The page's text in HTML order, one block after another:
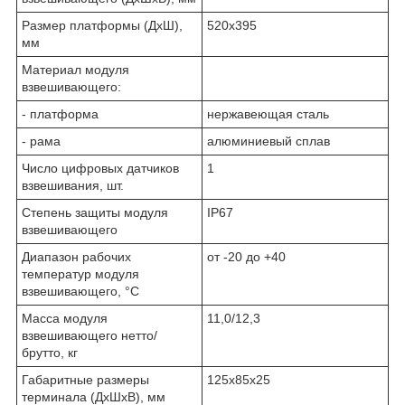
Размер платформы (ДхШ),
мм
520x395
Материал модуля
взвешивающего:
- платформа
нержавеющая сталь
- рама
алюминиевый сплав
Число цифровых датчиков
взвешивания, шт.
1
Степень защиты модуля
взвешивающего
IP67
Диапазон рабочих
температур модуля
взвешивающего, °С
от -20 до +40
Масса модуля
взвешивающего нетто/
брутто, кг
11,0/12,3
Габаритные размеры
терминала (ДхШхВ), мм
125x85x25